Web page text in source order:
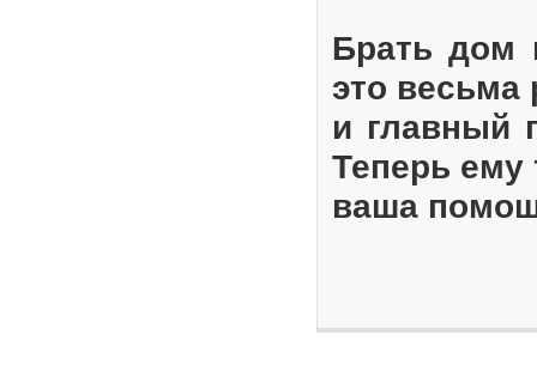
Брать дом
это весьма
и главный
Теперь ему
ваша